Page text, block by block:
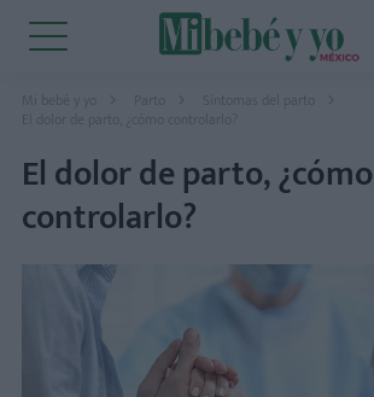
Mi bebé y yo Parto
Síntomas del parto
El dolor de parto, ¿cómo controlarlo?
El dolor de parto, ¿cómo
controlarlo?